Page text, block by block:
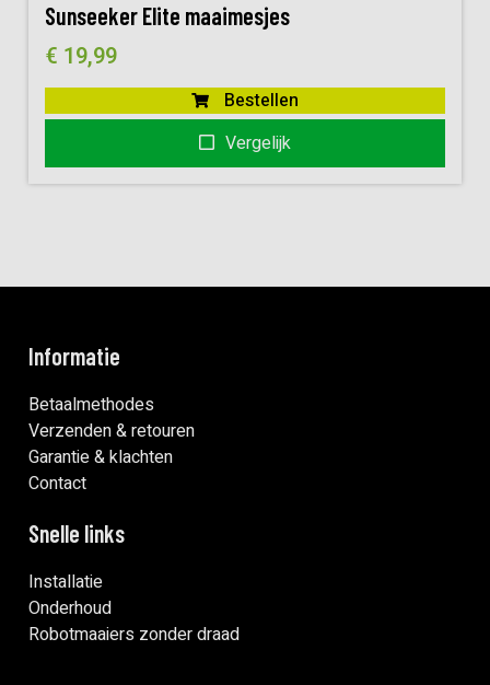
Sunseeker Elite maaimesjes
€ 19,99
Bestellen
Vergelijk
Informatie
Betaalmethodes
Verzenden & retouren
Garantie & klachten
Contact
Snelle links
Installatie
Onderhoud
Robotmaaiers zonder draad